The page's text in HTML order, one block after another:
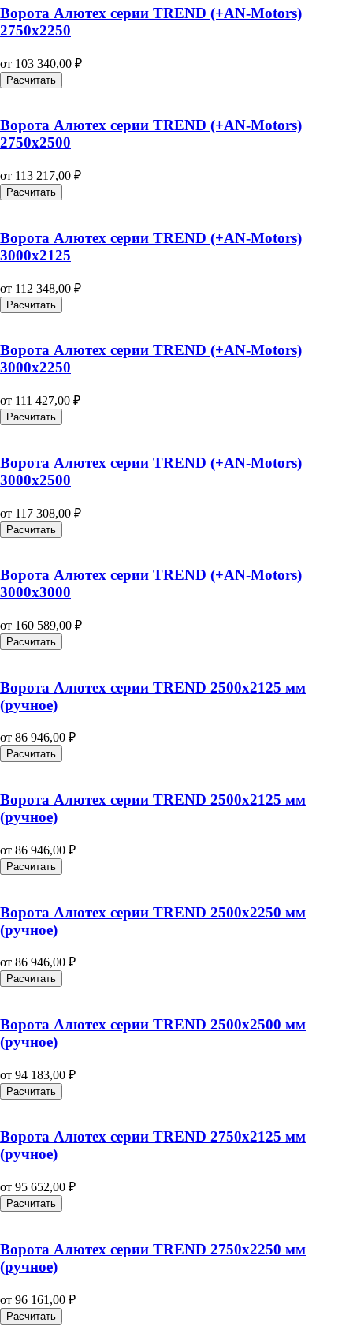
Ворота Алютех серии TREND (+AN‑Motors)
2750х2250
от 103 340,00 ₽
Расчитать
Ворота Алютех серии TREND (+AN‑Motors)
2750х2500
от 113 217,00 ₽
Расчитать
Ворота Алютех серии TREND (+AN‑Motors)
3000х2125
от 112 348,00 ₽
Расчитать
Ворота Алютех серии TREND (+AN‑Motors)
3000х2250
от 111 427,00 ₽
Расчитать
Ворота Алютех серии TREND (+AN‑Motors)
3000х2500
от 117 308,00 ₽
Расчитать
Ворота Алютех серии TREND (+AN‑Motors)
3000х3000
от 160 589,00 ₽
Расчитать
Ворота Алютех серии TREND 2500х2125 мм
(ручное)
от 86 946,00 ₽
Расчитать
Ворота Алютех серии TREND 2500х2125 мм
(ручное)
от 86 946,00 ₽
Расчитать
Ворота Алютех серии TREND 2500х2250 мм
(ручное)
от 86 946,00 ₽
Расчитать
Ворота Алютех серии TREND 2500х2500 мм
(ручное)
от 94 183,00 ₽
Расчитать
Ворота Алютех серии TREND 2750х2125 мм
(ручное)
от 95 652,00 ₽
Расчитать
Ворота Алютех серии TREND 2750х2250 мм
(ручное)
от 96 161,00 ₽
Расчитать